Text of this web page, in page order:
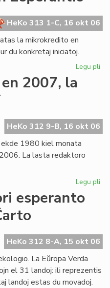
HeKo 313 1-C, 16 okt 06
la mikrokredito en
du konkretaj iniciatoj.
Legu pli
2007, la
HeKo 312 9-B, 16 okt 06
1980 kiel monata
La lasta redaktoro
Legu pli
la
LF
esperanto
HeKo 312 8-A, 15 okt 06
La Eŭropa Verda
el 31 landoj: ili reprezentis
landoj estas du movadoj.